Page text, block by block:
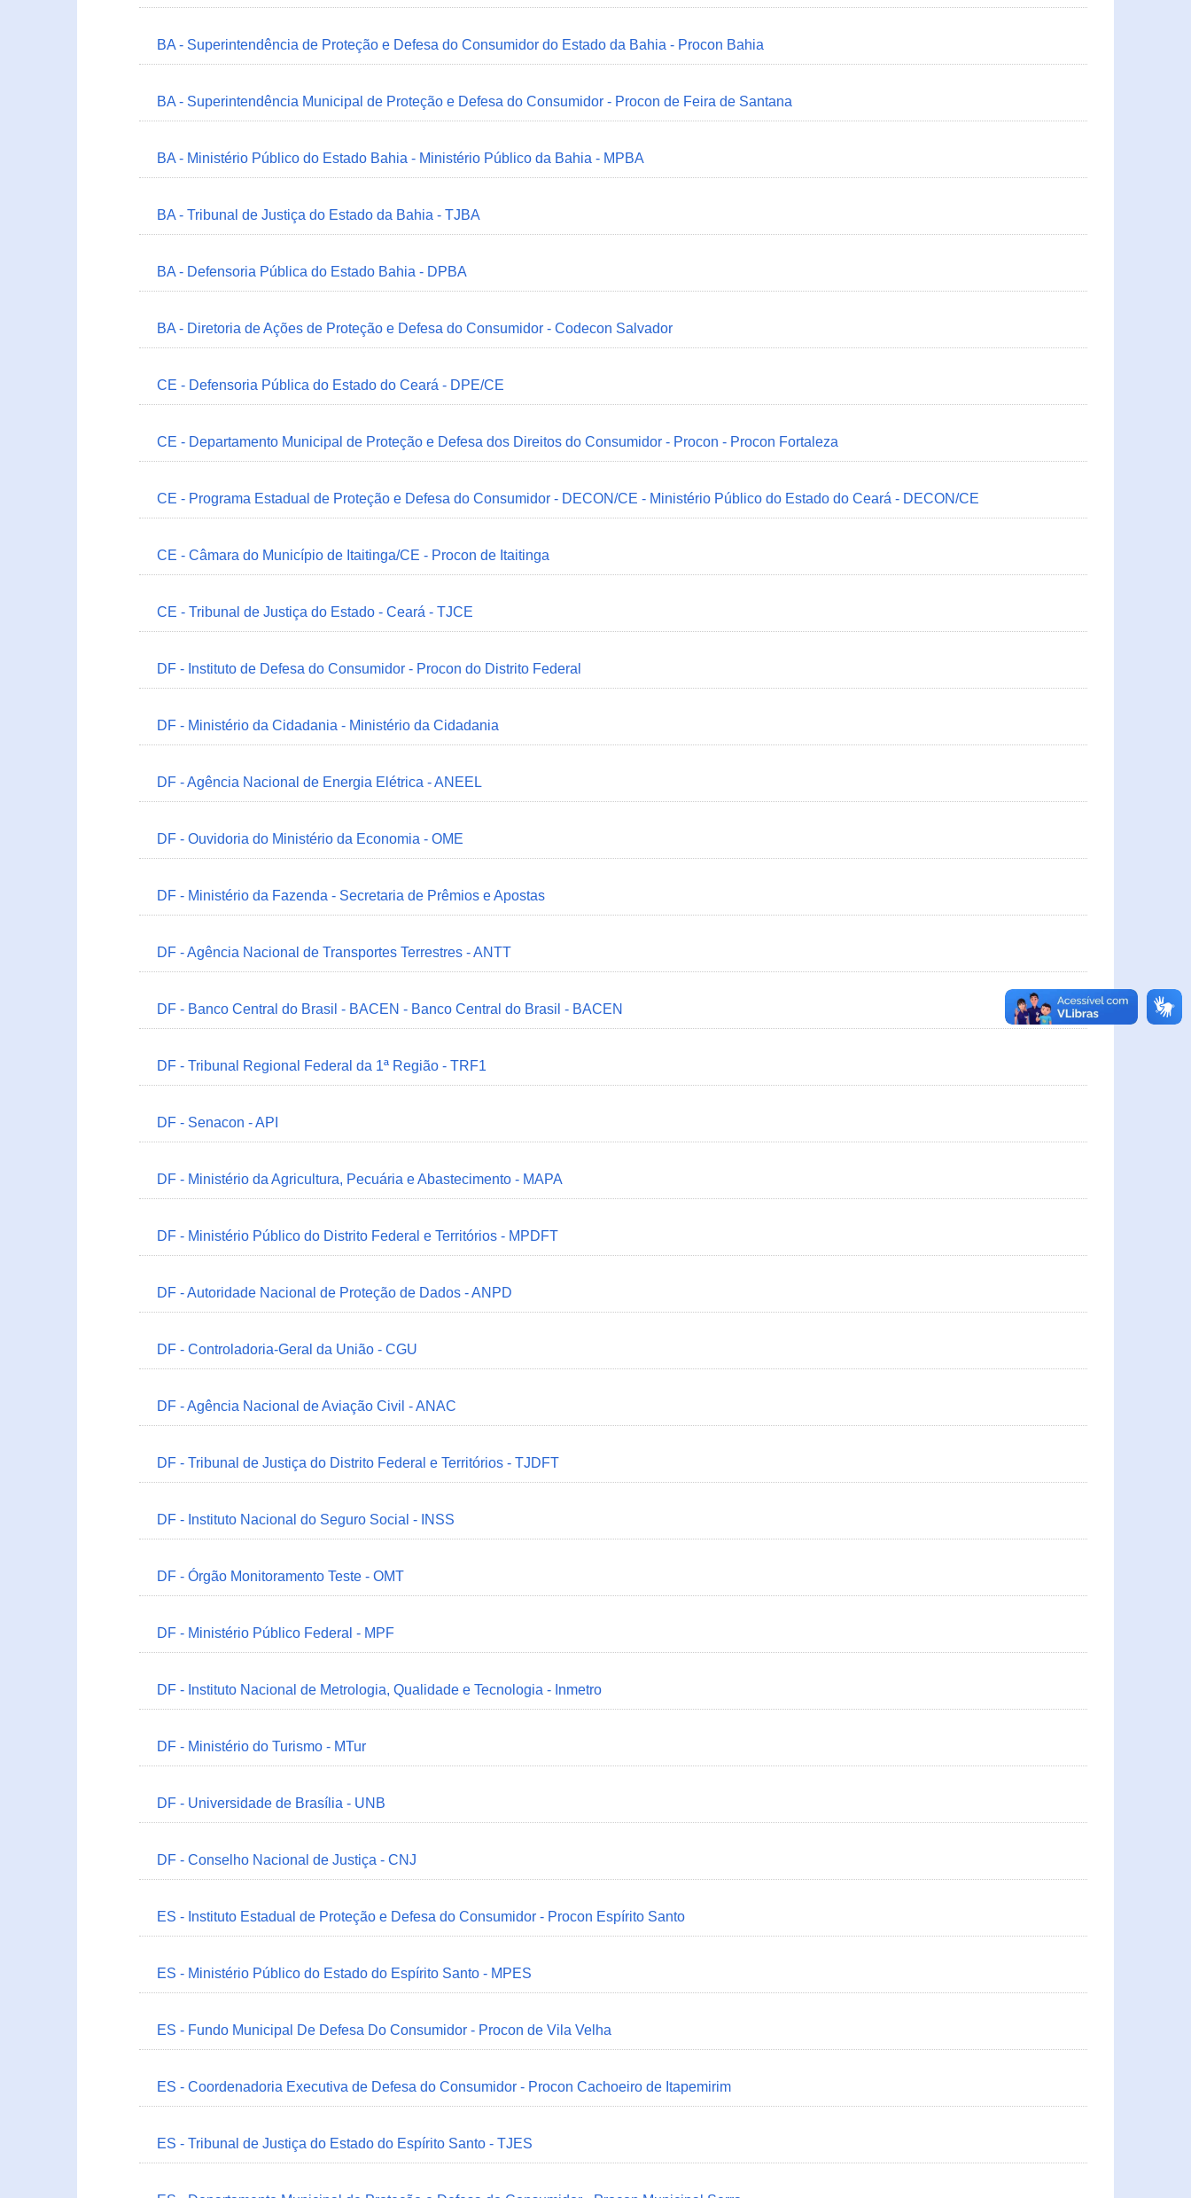
BA - Superintendência de Proteção e Defesa do Consumidor do Estado da Bahia - Procon Bahia
BA - Superintendência Municipal de Proteção e Defesa do Consumidor - Procon de Feira de Santana
BA - Ministério Público do Estado Bahia - Ministério Público da Bahia - MPBA
BA - Tribunal de Justiça do Estado da Bahia - TJBA
BA - Defensoria Pública do Estado Bahia - DPBA
BA - Diretoria de Ações de Proteção e Defesa do Consumidor - Codecon Salvador
CE - Defensoria Pública do Estado do Ceará - DPE/CE
CE - Departamento Municipal de Proteção e Defesa dos Direitos do Consumidor - Procon - Procon Fortaleza
CE - Programa Estadual de Proteção e Defesa do Consumidor - DECON/CE - Ministério Público do Estado do Ceará - DECON/CE
CE - Câmara do Município de Itaitinga/CE - Procon de Itaitinga
CE - Tribunal de Justiça do Estado - Ceará - TJCE
DF - Instituto de Defesa do Consumidor - Procon do Distrito Federal
DF - Ministério da Cidadania - Ministério da Cidadania
DF - Agência Nacional de Energia Elétrica - ANEEL
DF - Ouvidoria do Ministério da Economia - OME
DF - Ministério da Fazenda - Secretaria de Prêmios e Apostas
DF - Agência Nacional de Transportes Terrestres - ANTT
DF - Banco Central do Brasil - BACEN - Banco Central do Brasil - BACEN
DF - Tribunal Regional Federal da 1ª Região - TRF1
DF - Senacon - API
DF - Ministério da Agricultura, Pecuária e Abastecimento - MAPA
DF - Ministério Público do Distrito Federal e Territórios - MPDFT
DF - Autoridade Nacional de Proteção de Dados - ANPD
DF - Controladoria-Geral da União - CGU
DF - Agência Nacional de Aviação Civil - ANAC
DF - Tribunal de Justiça do Distrito Federal e Territórios - TJDFT
DF - Instituto Nacional do Seguro Social - INSS
DF - Órgão Monitoramento Teste - OMT
DF - Ministério Público Federal - MPF
DF - Instituto Nacional de Metrologia, Qualidade e Tecnologia - Inmetro
DF - Ministério do Turismo - MTur
DF - Universidade de Brasília - UNB
DF - Conselho Nacional de Justiça - CNJ
ES - Instituto Estadual de Proteção e Defesa do Consumidor - Procon Espírito Santo
ES - Ministério Público do Estado do Espírito Santo - MPES
ES - Fundo Municipal De Defesa Do Consumidor - Procon de Vila Velha
ES - Coordenadoria Executiva de Defesa do Consumidor - Procon Cachoeiro de Itapemirim
ES - Tribunal de Justiça do Estado do Espírito Santo - TJES